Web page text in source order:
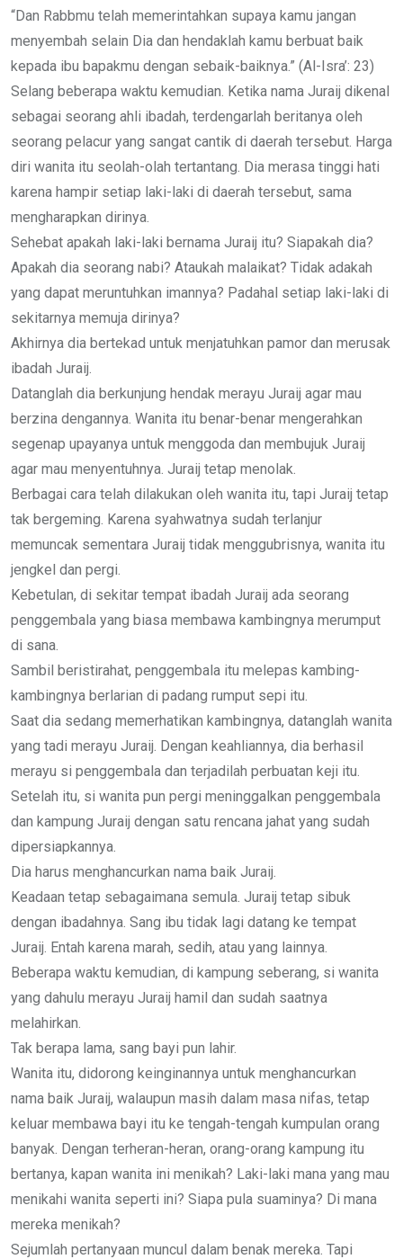
“Dan Rabbmu telah memerintahkan supaya kamu jangan
menyembah selain Dia dan hendaklah kamu berbuat baik
kepada ibu bapakmu dengan sebaik-baiknya.” (Al-Isra’: 23)
Selang beberapa waktu kemudian. Ketika nama Juraij dikenal
sebagai seorang ahli ibadah, terdengarlah beritanya oleh
seorang pelacur yang sangat cantik di daerah tersebut. Harga
diri wanita itu seolah-olah tertantang. Dia merasa tinggi hati
karena hampir setiap laki-laki di daerah tersebut, sama
mengharapkan dirinya.
Sehebat apakah laki-laki bernama Juraij itu? Siapakah dia?
Apakah dia seorang nabi? Ataukah malaikat? Tidak adakah
yang dapat meruntuhkan imannya? Padahal setiap laki-laki di
sekitarnya memuja dirinya?
Akhirnya dia bertekad untuk menjatuhkan pamor dan merusak
ibadah Juraij.
Datanglah dia berkunjung hendak merayu Juraij agar mau
berzina dengannya. Wanita itu benar-benar mengerahkan
segenap upayanya untuk menggoda dan membujuk Juraij
agar mau menyentuhnya. Juraij tetap menolak.
Berbagai cara telah dilakukan oleh wanita itu, tapi Juraij tetap
tak bergeming. Karena syahwatnya sudah terlanjur
memuncak sementara Juraij tidak menggubrisnya, wanita itu
jengkel dan pergi.
Kebetulan, di sekitar tempat ibadah Juraij ada seorang
penggembala yang biasa membawa kambingnya merumput
di sana.
Sambil beristirahat, penggembala itu melepas kambing-
kambingnya berlarian di padang rumput sepi itu.
Saat dia sedang memerhatikan kambingnya, datanglah wanita
yang tadi merayu Juraij. Dengan keahliannya, dia berhasil
merayu si penggembala dan terjadilah perbuatan keji itu.
Setelah itu, si wanita pun pergi meninggalkan penggembala
dan kampung Juraij dengan satu rencana jahat yang sudah
dipersiapkannya.
Dia harus menghancurkan nama baik Juraij.
Keadaan tetap sebagaimana semula. Juraij tetap sibuk
dengan ibadahnya. Sang ibu tidak lagi datang ke tempat
Juraij. Entah karena marah, sedih, atau yang lainnya.
Beberapa waktu kemudian, di kampung seberang, si wanita
yang dahulu merayu Juraij hamil dan sudah saatnya
melahirkan.
Tak berapa lama, sang bayi pun lahir.
Wanita itu, didorong keinginannya untuk menghancurkan
nama baik Juraij, walaupun masih dalam masa nifas, tetap
keluar membawa bayi itu ke tengah-tengah kumpulan orang
banyak. Dengan terheran-heran, orang-orang kampung itu
bertanya, kapan wanita ini menikah? Laki-laki mana yang mau
menikahi wanita seperti ini? Siapa pula suaminya? Di mana
mereka menikah?
Sejumlah pertanyaan muncul dalam benak mereka. Tapi